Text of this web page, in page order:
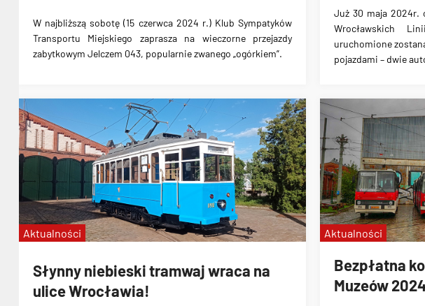
W najbliższą sobotę (15 czerwca 2024 r.) Klub Sympatyków
Transportu Miejskiego zaprasza na wieczorne przejazdy
zabytkowym Jelczem 043, popularnie zwanego „ogórkiem”.
Już 30 maja 2024r.
Wrocławskich
uruchomione
pojazdami – dwie
Słynny niebieski tramwaj wraca na
ulice Wrocławia!
Aktualności
Bezpłatna
Muzeów
Aktualności